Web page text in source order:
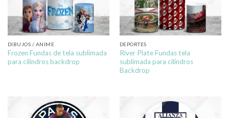
DIBUJOS / ANIME
Frozen Fundas de tela sublimada
para cilindros backdrop
DEPORTES
River Plate Fundas tela
sublimada para cilindros
Backdrop